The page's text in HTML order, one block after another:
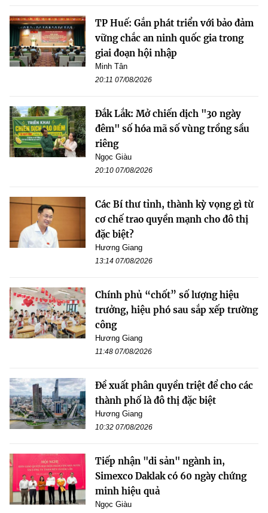
TP Huế: Gắn phát triển với bảo đảm
vững chắc an ninh quốc gia trong
giai đoạn hội nhập
Minh Tân
20:11 07/08/2026
Đắk Lắk: Mở chiến dịch "30 ngày
đêm" số hóa mã số vùng trồng sầu
riêng
Ngọc Giàu
20:10 07/08/2026
Các Bí thư tỉnh, thành kỳ vọng gì từ
cơ chế trao quyền mạnh cho đô thị
đặc biệt?
Hương Giang
13:14 07/08/2026
Chính phủ “chốt” số lượng hiệu
trưởng, hiệu phó sau sắp xếp trường
công
Hương Giang
11:48 07/08/2026
Đề xuất phân quyền triệt để cho các
thành phố là đô thị đặc biệt
Hương Giang
10:32 07/08/2026
Tiếp nhận "di sản" ngành in,
Simexco Daklak có 60 ngày chứng
minh hiệu quả
Ngọc Giàu